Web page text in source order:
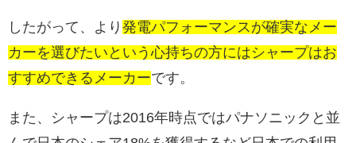
したがって、より 発電パフォーマンスが確実なメー
カーを選びたいという心持ちの方にはシャープはお
すすめできるメーカーです。
また、シャープは2016年時点ではパナソニックと並